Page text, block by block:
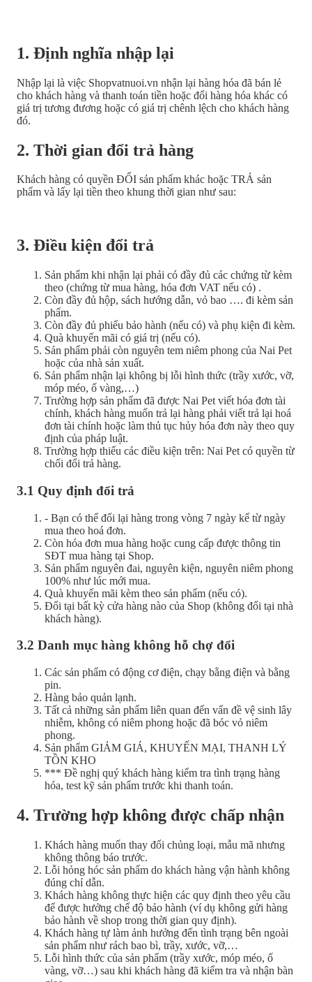
1. Định nghĩa nhập lại
Nhập lại là việc Shopvatnuoi.vn nhận lại hàng hóa đã bán lẻ
cho khách hàng và thanh toán tiền hoặc đổi hàng hóa khác có
giá trị tương đương hoặc có giá trị chênh lệch cho khách hàng
đó.
2. Thời gian đổi trả hàng
Khách hàng có quyền ĐỔI sản phẩm khác hoặc TRẢ sản
phẩm và lấy lại tiền theo khung thời gian như sau:
3. Điều kiện đổi trả
Sản phẩm khi nhận lại phải có đầy đủ các chứng từ kèm
theo (chứng từ mua hàng, hóa đơn VAT nếu có) .
Còn đầy đủ hộp, sách hướng dẫn, vỏ bao …. đi kèm sản
phẩm.
Còn đầy đủ phiếu bảo hành (nếu có) và phụ kiện đi kèm.
Quà khuyến mãi có giá trị (nếu có).
Sản phẩm phải còn nguyên tem niêm phong của Nai Pet
hoặc của nhà sản xuất.
Sản phẩm nhận lại không bị lỗi hình thức (trầy xước, vỡ,
móp méo, ố vàng,…)
Trường hợp sản phẩm đã được Nai Pet viết hóa đơn tài
chính, khách hàng muốn trả lại hàng phải viết trả lại hoá
đơn tài chính hoặc làm thủ tục hủy hóa đơn này theo quy
định của pháp luật.
Trường hợp thiếu các điều kiện trên: Nai Pet có quyền từ
chối đổi trả hàng.
3.1 Quy định đổi trả
- Bạn có thể đổi lại hàng trong vòng 7 ngày kể từ ngày
mua theo hoá đơn.
Còn hóa đơn mua hàng hoặc cung cấp được thông tin
SĐT mua hàng tại Shop.
Sản phẩm nguyên đai, nguyên kiện, nguyên niêm phong
100% như lúc mới mua.
Quà khuyến mãi kèm theo sản phẩm (nếu có).
Đổi tại bất kỳ cửa hàng nào của Shop (không đổi tại nhà
khách hàng).
3.2 Danh mục hàng không hỗ chợ đổi
Các sản phẩm có động cơ điện, chạy bằng điện và bằng
pin.
Hàng bảo quản lạnh.
Tất cả những sản phẩm liên quan đến vấn đề vệ sinh lây
nhiễm, không có niêm phong hoặc đã bóc vỏ niêm
phong.
Sản phẩm GIẢM GIÁ, KHUYẾN MẠI, THANH LÝ
TỒN KHO
*** Đề nghị quý khách hàng kiểm tra tình trạng hàng
hóa, test kỹ sản phẩm trước khi thanh toán.
4. Trường hợp không được chấp nhận
Khách hàng muốn thay đổi chủng loại, mẫu mã nhưng
không thông báo trước.
Lỗi hỏng hóc sản phẩm do khách hàng vận hành không
đúng chỉ dẫn.
Khách hàng không thực hiện các quy định theo yêu cầu
để được hưởng chế độ bảo hành (ví dụ không gửi hàng
bảo hành về shop trong thời gian quy định).
Khách hàng tự làm ảnh hưởng đến tình trạng bên ngoài
sản phẩm như rách bao bì, trầy, xước, vỡ,…
Lỗi hình thức của sản phẩm (trầy xước, móp méo, ố
vàng, vỡ…) sau khi khách hàng đã kiểm tra và nhận bàn